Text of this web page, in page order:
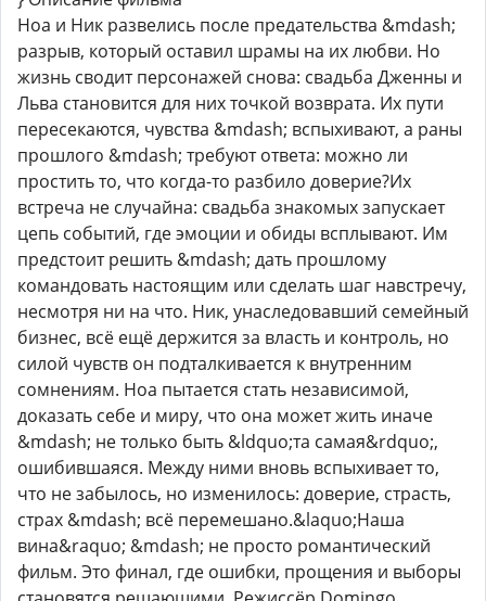
Ноа и Ник развелись после предательства &mdash;
разрыв, который оставил шрамы на их любви. Но
жизнь сводит персонажей снова: свадьба Дженны и
Льва становится для них точкой возврата. Их пути
пересекаются, чувства &mdash; вспыхивают, а раны
прошлого &mdash; требуют ответа: можно ли
простить то, что когда-то разбило доверие?Их
встреча не случайна: свадьба знакомых запускает
цепь событий, где эмоции и обиды всплывают. Им
предстоит решить &mdash; дать прошлому
командовать настоящим или сделать шаг навстречу,
несмотря ни на что. Ник, унаследовавший семейный
бизнес, всё ещё держится за власть и контроль, но
силой чувств он подталкивается к внутренним
сомнениям. Ноа пытается стать независимой,
доказать себе и миру, что она может жить иначе
&mdash; не только быть &ldquo;та самая&rdquo;,
ошибившаяся. Между ними вновь вспыхивает то,
что не забылось, но изменилось: доверие, страсть,
страх &mdash; всё перемешано.&laquo;Наша
вина&raquo; &mdash; не просто романтический
фильм. Это финал, где ошибки, прощения и выборы